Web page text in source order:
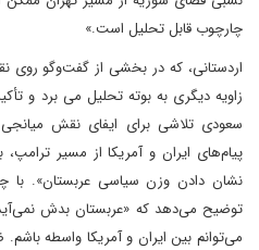
چارچوب قابل تحلیل است.»
اردستانی، که در بخشی از گفت‌وگو روی
زاویه دیگری به بوته تحلیل می برد و
سعودی تلاشی برای ایفای نقش میانجی
پیام‌های ایران و آمریکا از مسیر
نشان دادن وزن سیاسی عربستان». با
توضیح می‌دهد که «عربستان بدش
می‌توانم بین ایران و آمریکا واسطه